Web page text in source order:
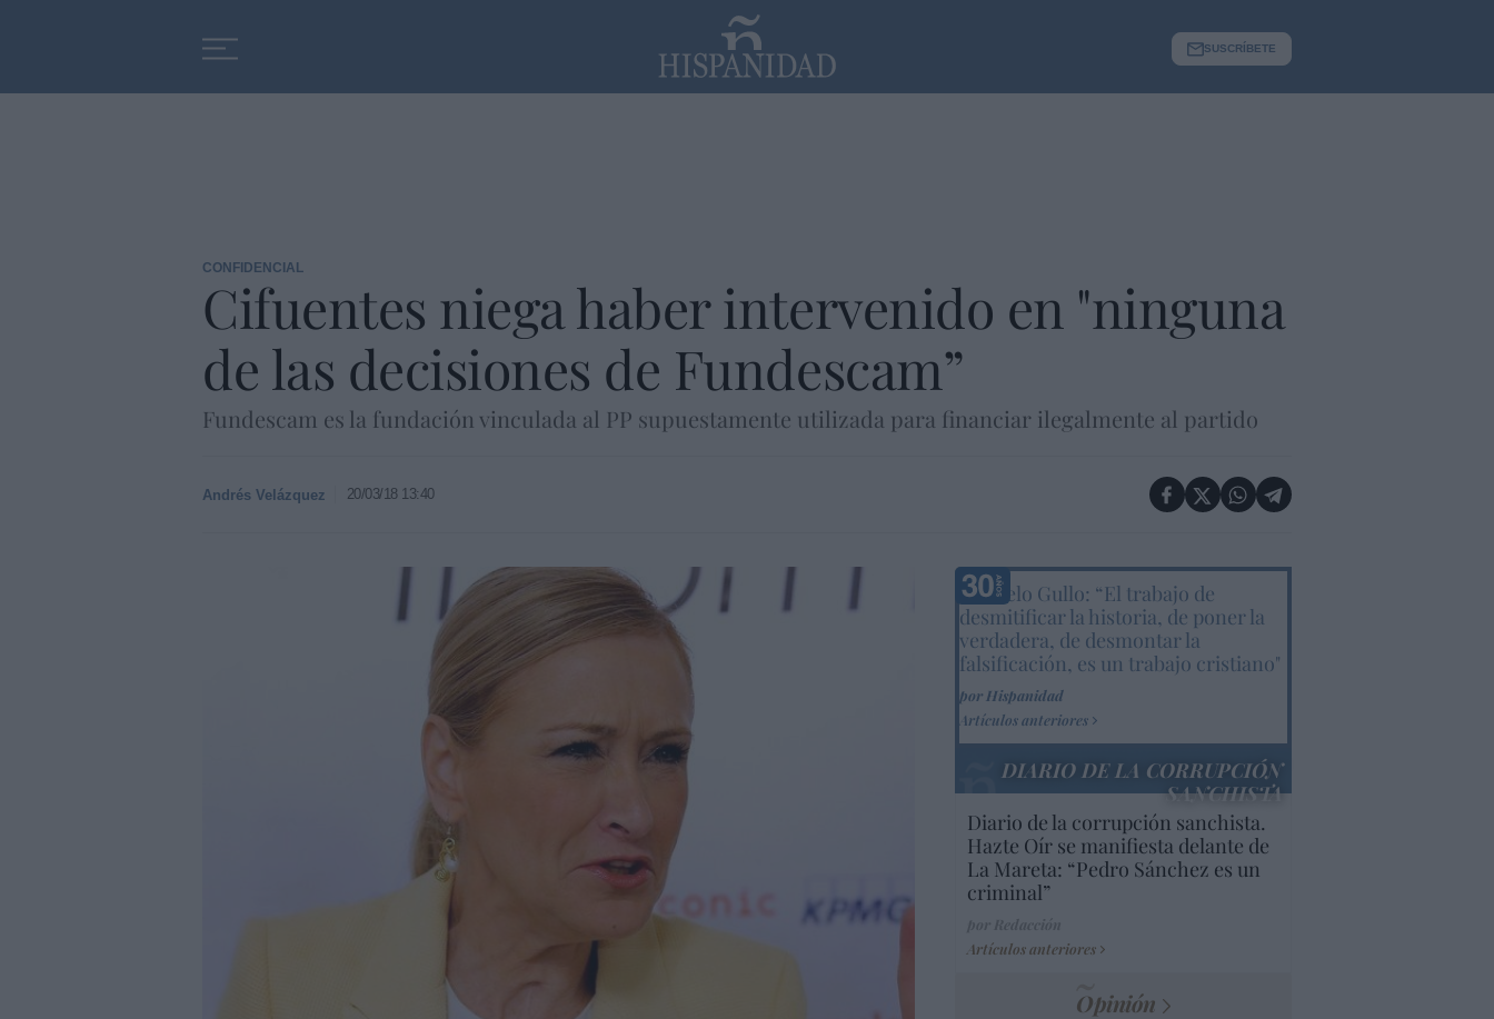
SUSCRÍBETE
CONFIDENCIAL
Cifuentes niega haber intervenido en "ninguna
de las decisiones de Fundescam”
Fundescam es la fundación vinculada al PP supuestamente utilizada para financiar ilegalmente al partido
Andrés Velázquez 20/03/18 13:40
Marcelo Gullo: “El trabajo de
desmitificar la historia, de poner la
verdadera, de desmontar la
falsificación, es un trabajo cristiano"
por Hispanidad
Artículos anteriores
DIARIO DE LA CORRUPCIÓN
SANCHISTA
Diario de la corrupción sanchista.
Hazte Oír se manifiesta delante de
La Mareta: “Pedro Sánchez es un
criminal”
Artículos anteriores
Opinión